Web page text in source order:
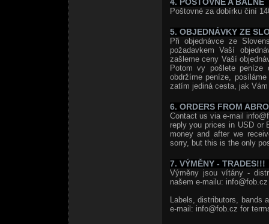
Poštovné za dobírku činí
5. OBJEDNÁVKY ZE
Při objednávce ze
požadavkem Vaší
zašleme ceny Vaší
Potom vy pošlete peníze
obdržíme peníze,
zatím jediná cesta, jak
6. ORDERS FROM
Contact us via e-mail
reply you prices in USD or
money and after we
sorry, but this is the only
7. VÝMĚNY - TRADES!!!
Výměny jsou vítány -
našem e-mailu:
Labels, distributors, bands
e-mail: info@fob.cz for